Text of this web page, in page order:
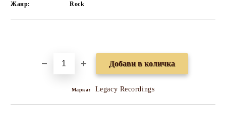
Жанр:
Rock
Марка: Legacy Recordings